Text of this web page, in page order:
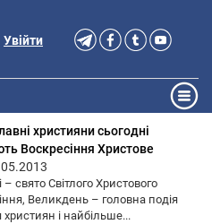
Увійти
християни сьогодні
Воскресіння Христове
– свято Світлого Христового
Великдень – головна подія
християн і найбільше...